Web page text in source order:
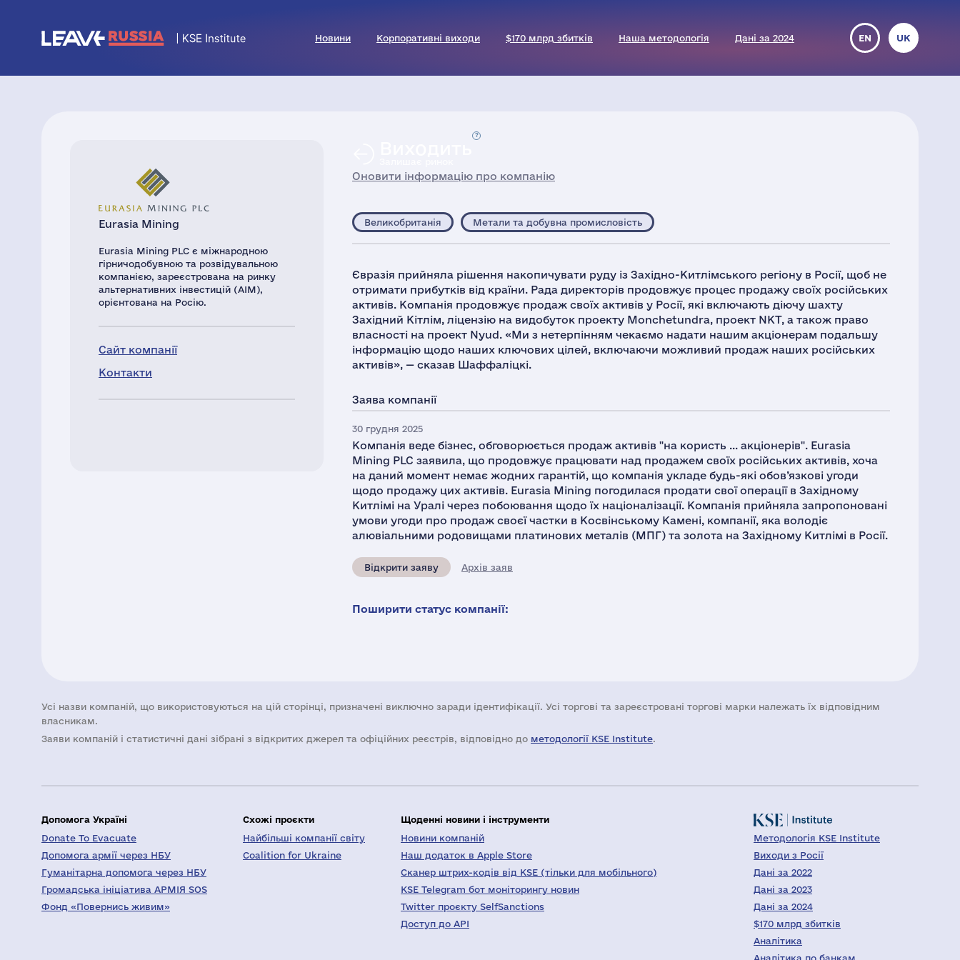
Новини Корпоративні виходи $170 млрд збитків Наша методологія Дані за 2024 EN UK
Eurasia Mining
Eurasia Mining PLC є міжнародною
гірничодобувною та розвідувальною
компанією, зареєстрована на ринку
альтернативних інвестицій (AIM),
орієнтована на Росію.
Сайт компанії
Контакти
Оновити інформацію про компанію
Великобританія Метали та добувна промисловість
Євразія прийняла рішення накопичувати руду із Західно-Китлімського регіону в Росії, щоб не
отримати прибутків від країни. Рада директорів продовжує процес продажу своїх російських
активів. Компанія продовжує продаж своїх активів у Росії, які включають діючу шахту
Західний Кітлім, ліцензію на видобуток проекту Monchetundra, проект NKT, а також право
власності на проект Nyud. «Ми з нетерпінням чекаємо надати нашим акціонерам подальшу
інформацію щодо наших ключових цілей, включаючи можливий продаж наших російських
активів», — сказав Шаффаліцкі.
Заява компанії
30 грудня 2025
Компанія веде бізнес, обговорюється продаж активів "на користь ... акціонерів". Eurasia
Mining PLC заявила, що продовжує працювати над продажем своїх російських активів, хоча
на даний момент немає жодних гарантій, що компанія укладе будь-які обов’язкові угоди
щодо продажу цих активів. Еurasia Mining погодилася продати свої операції в Західному
Китлімі на Уралі через побоювання щодо їх націоналізації. Компанія прийняла запропоновані
умови угоди про продаж своєї частки в Косвінському Камені, компанії, яка володіє
алювіальними родовищами платинових металів (МПГ) та золота на Західному Китлімі в Росії.
Відкрити заяву Архів заяв
Поширити статус компанії:
Усі назви компаній, що використовуються на цій сторінці, призначені виключно заради ідентифікації. Усі торгові та зареєстровані торгові марки належать їх відповідним
власникам.
Заяви компаній i статистичні дані зібрані з відкритих джерел та офіційних реєстрів, відповідно до методології KSE Institute.
Допомога Україні
Donate To Evacuate
Допомога армії через НБУ
Гуманітарна допомога через НБУ
Громадська ініціатива АРМІЯ SOS
Фонд «Повернись живим»
Схожі проєкти
Найбільші компанії світу
Coalition for Ukraine
Щоденні новини і інструменти
Новини компаній
Наш додаток в Apple Store
Сканер штрих-кодів від KSE (тільки для мобільного)
KSE Telegram бот моніторингу новин
Twitter проєкту SelfSanctions
Доступ до API
Методологія KSE Institute
Виходи з Росії
Дані за 2022
Дані за 2023
Дані за 2024
$170 млрд збитків
Аналітика
Аналітика по банкам